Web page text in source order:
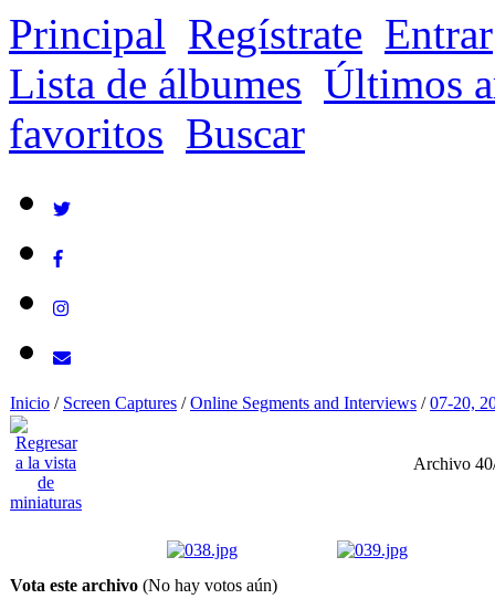
Principal Regístrate Entrar
Lista de álbumes Últimos
favoritos Buscar
Inicio / Screen Captures /Online Segments and Interviews /07-20,
Archivo
Vota este archivo (No hay votos aún)